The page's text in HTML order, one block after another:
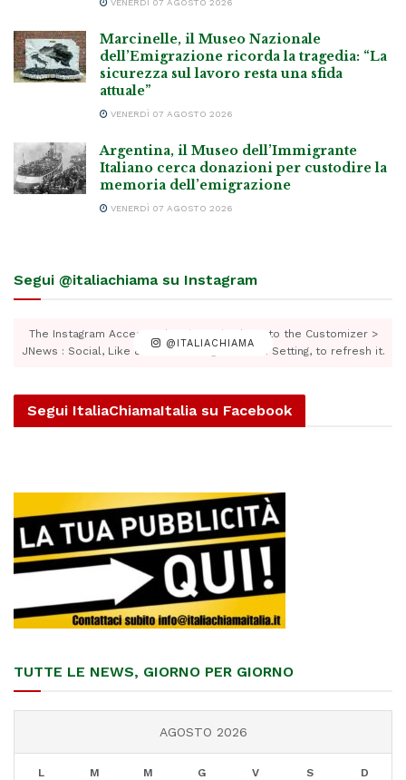
Marcinelle, il Museo Nazionale
dell’Emigrazione ricorda la tragedia: “La
sicurezza sul lavoro resta una sfida
attuale”
VENERDÌ 07 AGOSTO 2026
Argentina, il Museo dell’Immigrante
Italiano cerca donazioni per custodire la
memoria dell’emigrazione
VENERDÌ 07 AGOSTO 2026
Segui @italiachiama su Instagram
@ITALIACHIAMA
The Instagram Access Token is expired, Go to the Customizer >
JNews : Social, Like & View > Instagram Feed Setting, to refresh it.
Segui ItaliaChiamaItalia su Facebook
TUTTE LE NEWS, GIORNO PER GIORNO
AGOSTO 2026
L M M G V S D